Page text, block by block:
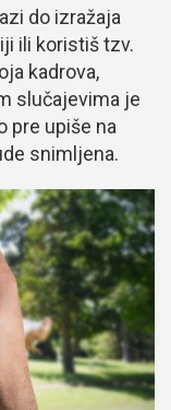
do izražaja
ili koristiš tzv.
kadrova,
slučajevima je
pre upiše na
snimljena.